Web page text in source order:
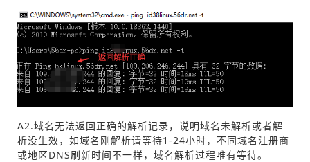
A2.域名无法返回正确的解析记录，说明域名未解析或者解
析没生效，如域名刚解析请等待1-24小时，不同域名注册商
或地区DNS刷新时间不一样，域名解析过程唯有等待。